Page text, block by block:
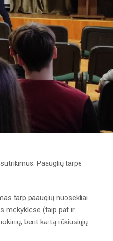
Paauglių tarpe
tarp paauglių nuosekliai
mokyklose (taip pat ir
bent kartą rūkiusiųjų